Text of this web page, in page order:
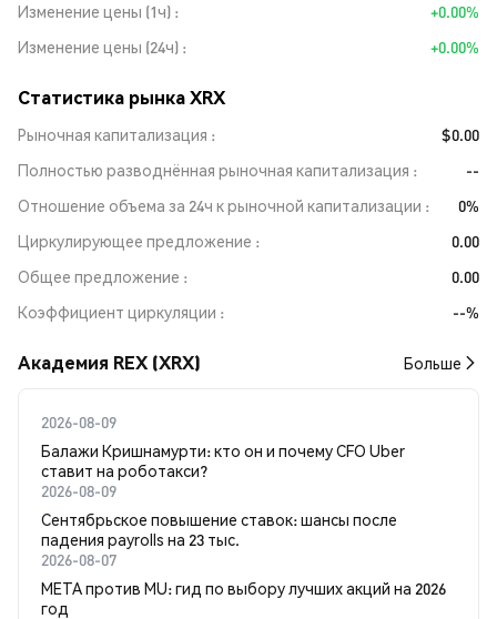
Изменение цены (1ч)
+0.00%
Изменение цены (24ч)
+0.00%
Статистика рынка XRX
Рыночная капитализация
$0.00
Полностью разводнённая рыночная капитализация
--
Отношение объема за 24ч к рыночной капитализации
0%
Циркулирующее предложение
0.00
Общее предложение
0.00
Коэффициент циркуляции
--%
Академия REX (XRX) Больше
2026-08-09
Балажи Кришнамурти: кто он и почему CFO Uber
ставит на роботакси?
2026-08-09
Сентябрьское повышение ставок: шансы после
падения payrolls на 23 тыс.
2026-08-07
META против MU: гид по выбору лучших акций на 2026
год